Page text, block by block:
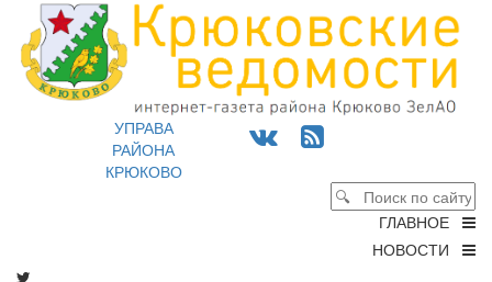
УПРАВА
РАЙОНА
КРЮКОВО
ГЛАВНОЕ
НОВОСТИ